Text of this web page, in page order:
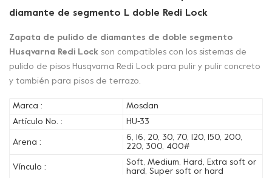
diamante de segmento L doble Redi Lock
Zapata de pulido de diamantes de doble segmento
Husqvarna Redi Lock son compatibles con los sistemas de
pulido de pisos Husqvarna Redi Lock para pulir y pulir concreto
y también para pisos de terrazo.
Marca :
Mosdan
Artículo No. :
HU-33
Arena :
6, 16, 20, 30, 70, 120, 150, 200,
220, 300, 400#
Vínculo :
Soft, Medium, Hard, Extra soft or
hard, Super soft or hard